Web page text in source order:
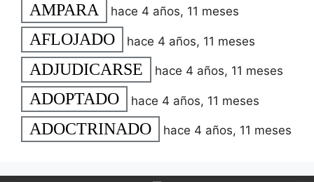
AMPARA hace 4 años, 11 meses
AFLOJADO hace 4 años, 11 meses
ADJUDICARSE hace 4 años, 11 meses
ADOPTADO hace 4 años, 11 meses
ADOCTRINADO hace 4 años, 11 meses